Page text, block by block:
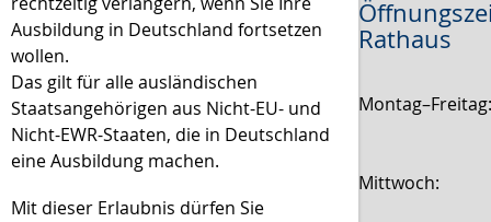
Ausbildung in Deutschland fortsetzen
wollen.
Das gilt für alle ausländischen
Staatsangehörigen aus Nicht-EU- und
Nicht-EWR-Staaten, die in Deutschland
eine Ausbildung machen.
Mit dieser Erlaubnis dürfen Sie
Rathaus
Mittwoch: